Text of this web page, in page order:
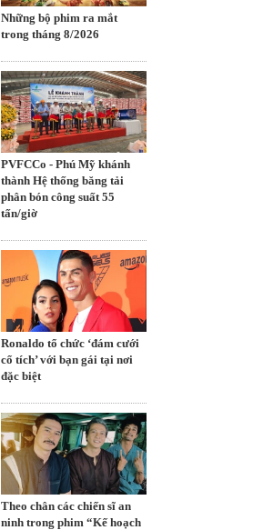
Những bộ phim ra mắt
trong tháng 8/2026
PVFCCo - Phú Mỹ khánh
thành Hệ thống băng tải
phân bón công suất 55
tấn/giờ
Ronaldo tổ chức ‘đám cưới
cổ tích’ với bạn gái tại nơi
đặc biệt
Theo chân các chiến sĩ an
ninh trong phim “Kế hoạch